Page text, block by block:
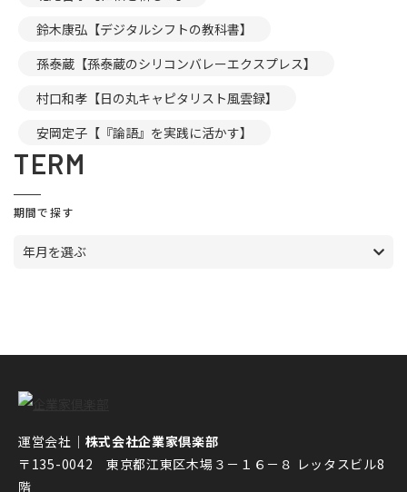
鈴木康弘【デジタルシフトの教科書】
孫泰蔵【孫泰蔵のシリコンバレーエクスプレス】
村口和孝【日の丸キャピタリスト風雲録】
安岡定子【『論語』を実践に活かす】
TERM
期間で探す
年月を選ぶ
運営会社｜ 株式会社企業家倶楽部
〒135-0042 東京都江東区木場３－１６－８ レッタスビル8
階